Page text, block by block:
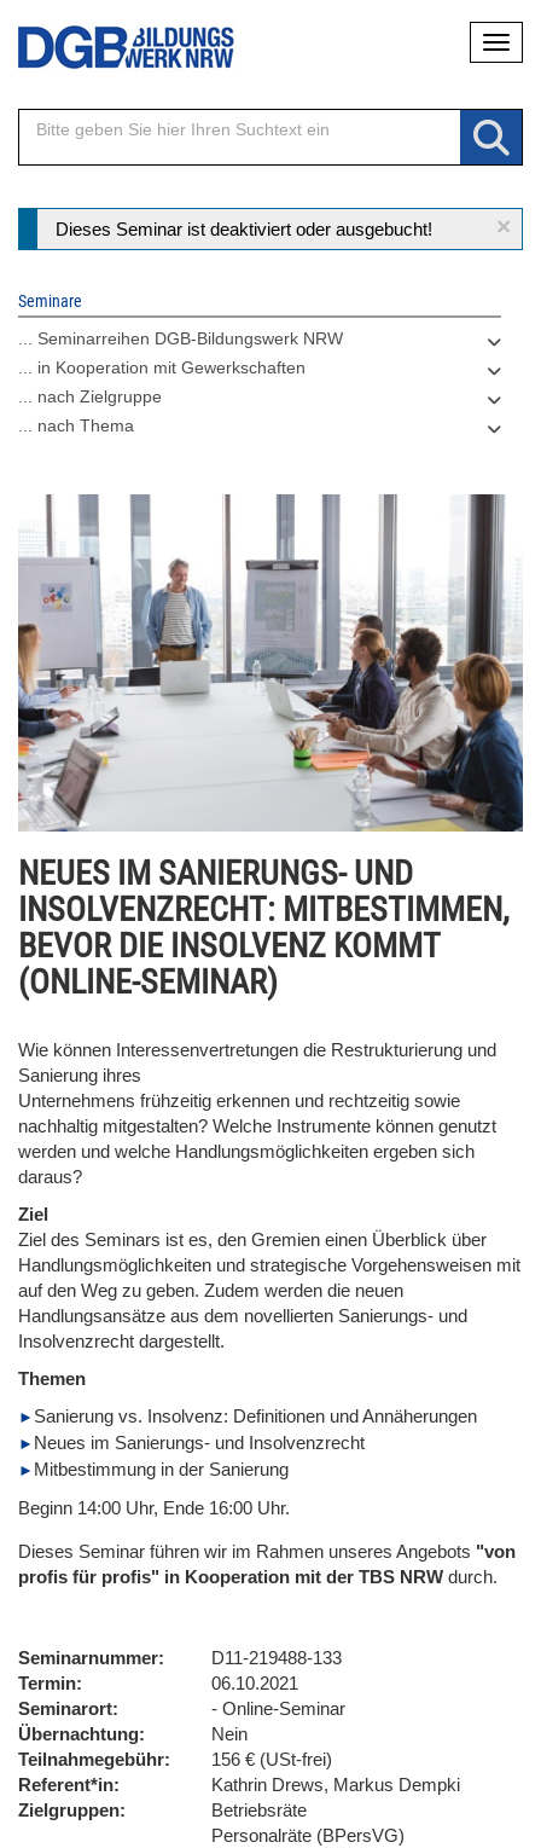
Direkt
Inhalt
×
Statusmeldung
Dieses Seminar ist deaktiviert oder ausgebucht!
Seminare
... Seminarreihen DGB-Bildungswerk NRW
... in Kooperation mit Gewerkschaften
... nach Zielgruppe
... nach Thema
NEUES IM SANIERUNGS- UND
INSOLVENZRECHT: MITBESTIMMEN,
BEVOR DIE INSOLVENZ KOMMT
(ONLINE-SEMINAR)
Wie können Interessenvertretungen die Restrukturierung und
Sanierung ihres
Unternehmens frühzeitig erkennen und rechtzeitig sowie
nachhaltig mitgestalten? Welche Instrumente können genutzt
werden und welche Handlungsmöglichkeiten ergeben sich
daraus?
Ziel
Ziel des Seminars ist es, den Gremien einen Überblick über
Handlungsmöglichkeiten und strategische Vorgehensweisen mit
auf den Weg zu geben. Zudem werden die neuen
Handlungsansätze aus dem novellierten Sanierungs- und
Insolvenzrecht dargestellt.
Themen
Sanierung vs. Insolvenz: Definitionen und Annäherungen
Neues im Sanierungs- und Insolvenzrecht
Mitbestimmung in der Sanierung
Beginn 14:00 Uhr, Ende 16:00 Uhr.
Dieses Seminar führen wir im Rahmen unseres Angebots "von
profis für profis" in Kooperation mit der TBS NRW durch.
Seminarnummer
D11-219488-133
Termin
06.10.2021
Seminarort
- Online-Seminar
Übernachtung
Nein
Teilnahmegebühr
156 € (USt-frei)
Referent*in
Kathrin Drews, Markus Dempki
Zielgruppen
Betriebsräte
Personalräte (BPersVG)